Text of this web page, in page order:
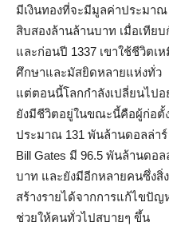
มีเงินทองที่จะมีมูลค่าประมา
สิบสองล้านล้านบาท เมื่อเทีย
และก่อนปี 1337 เขาใช้ชีวิตเ
ศึกษาและมัสยิดหลายแห่งทั่ว
แต่ตอนนี้โลกกำลังเปลี่ยนไปอ
ยังมีชีวิตอยู่ในขณะนี้คือผู้ก่อตั้
ประมาณ 131 พันล้านดอลล่า
Bill Gates มี 96.5 พันล้านดอ
บาท และยังมีอีกหลายคนซึ่งสิ่
สร้างรายได้จากการแก้ไขปั
ช่วยให้คนทั่วไปสบายๆ ขึ้น